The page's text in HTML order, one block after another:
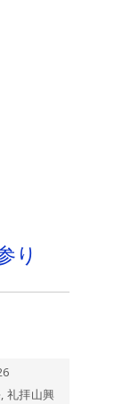
り
, 礼拝山興